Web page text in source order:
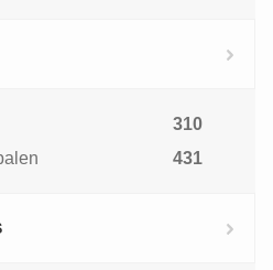
310
431